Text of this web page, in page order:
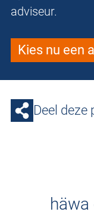
adviseur.
Kies nu een
Deel deze